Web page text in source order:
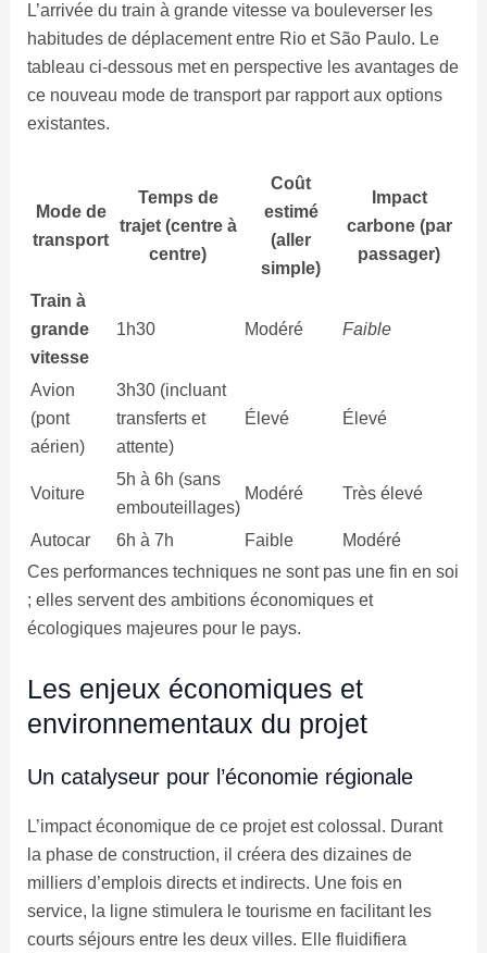
L’arrivée du train à grande vitesse va bouleverser les
habitudes de déplacement entre Rio et São Paulo. Le
tableau ci-dessous met en perspective les avantages de
ce nouveau mode de transport par rapport aux options
existantes.
Mode de
transport
Temps de
trajet (centre à
centre)
Coût
estimé
(aller
simple)
Impact
carbone (par
passager)
Train à
grande
vitesse
1h30 Modéré Faible
Avion
(pont
aérien)
3h30 (incluant
transferts et
attente)
Élevé Élevé
Voiture
5h à 6h (sans
embouteillages)
Modéré Très élevé
Autocar 6h à 7h Faible
Modéré
Ces performances techniques ne sont pas une fin en soi
; elles servent des ambitions économiques et
écologiques majeures pour le pays.
Les enjeux économiques et
environnementaux du projet
Un catalyseur pour l’économie régionale
L’impact économique de ce projet est colossal. Durant
la phase de construction, il créera des dizaines de
milliers d’emplois directs et indirects. Une fois en
service, la ligne stimulera le tourisme en facilitant les
courts séjours entre les deux villes. Elle fluidifiera